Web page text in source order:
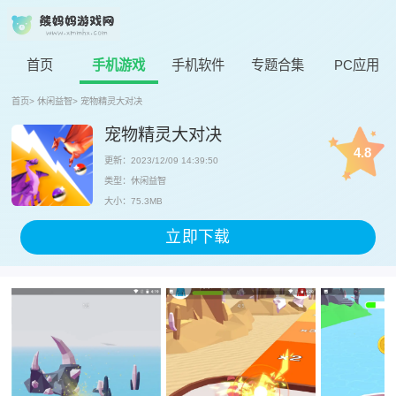
首页 手机游戏 手机软件 专题合集 PC应用
首页> 休闲益智> 宠物精灵大对决
宠物精灵大对决
更新：2023/12/09 14:39:50
类型：休闲益智
大小：75.3MB
4.8
立即下载